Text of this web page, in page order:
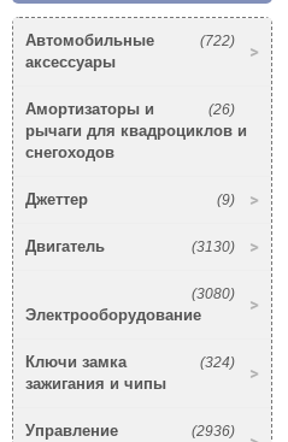
(722)
Автомобильные
аксессуары
(26)
Амортизаторы и
рычаги для квадроциклов и
снегоходов
(9)
Джеттер
(3130)
Двигатель
(3080)
Электрооборудование
(324)
Ключи замка
зажигания и чипы
(2936)
Управление